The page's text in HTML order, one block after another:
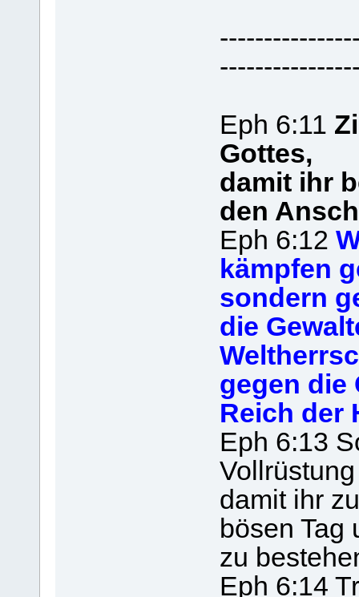
Eph 6:11
Gottes,
damit ihr
den
Eph 6:12
kämpfen
sondern
die
gegen die
Reich der
Eph 6:13
damit ihr
bösen Tag
zu
Eph 6:14